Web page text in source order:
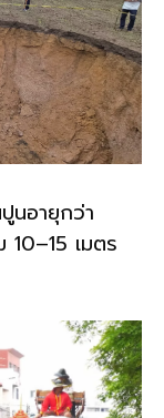
นอายุกว่า
เมตร